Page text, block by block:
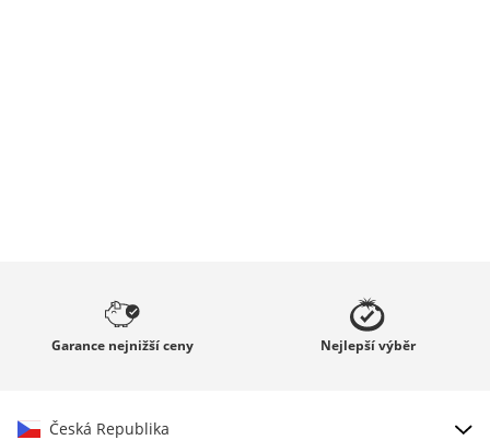
Garance nejnižší ceny Nejlepšívýběr
Česká Republika